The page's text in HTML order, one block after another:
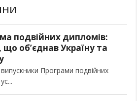
подвійних дипломів:
що об’єднав Україну та
Програми подвійних